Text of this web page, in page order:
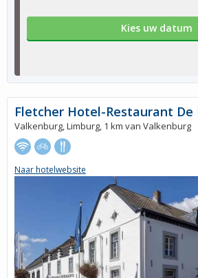
Kies uw datum
Fletcher Hotel-Restaurant De
Valkenburg, Limburg, 1 km van Valkenburg
Naar hotelwebsite